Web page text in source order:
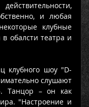
и любая
клубные
обалсти театра и
клубного шоу "D-
слушают
Танцор – он как
"Настроение и